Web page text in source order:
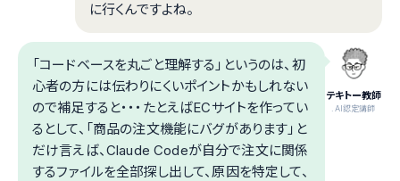
に行くんですよね。
テキトー教師
.AI認定講師
「コードベースを丸ごと理解する」というのは、初
心者の方には伝わりにくいポイントかもしれない
ので補足すると・・・たとえばECサイトを作ってい
るとして、「商品の注文機能にバグがあります」と
だけ言えば、Claude Codeが自分で注文に関係
するファイルを全部探し出して、原因を特定して、